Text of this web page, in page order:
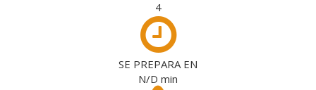
4
SE PREPARA EN
N/D min